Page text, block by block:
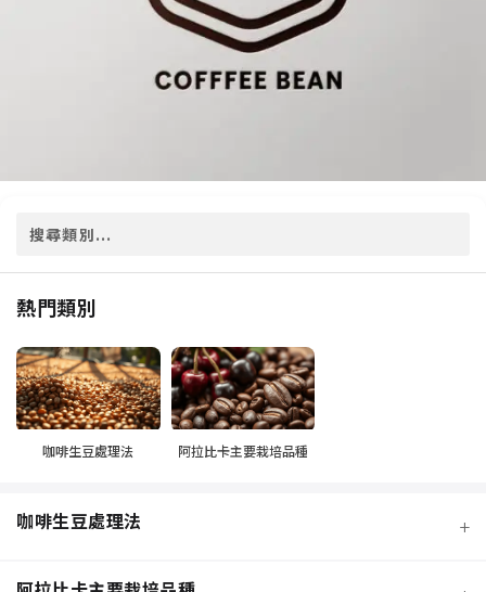
熱門類別
咖啡生豆處理法 阿拉比卡主要栽培品種
咖啡生豆處理法 +